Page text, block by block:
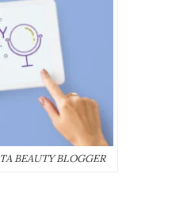
BEAUTY BLOGGER